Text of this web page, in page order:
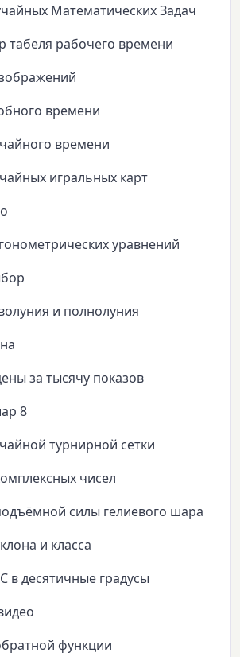
Математических Задач
табеля рабочего времени
времени
времени
игральных карт
уравнений
и полнолуния
за тысячу показов
8
турнирной сетки
чисел
силы гелиевого шара
и класса
в десятичные градусы
функции